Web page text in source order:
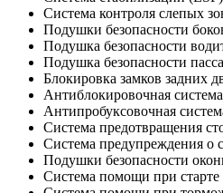
Система контроля слепых
Подушки безопасности
Подушка безопасности
Подушка безопасности
Блокировка замков задних
Антиблокировочная
Антипробуксовочная
Система предотвращения
Система предупреждения о
Подушки безопасности
Система помощи при